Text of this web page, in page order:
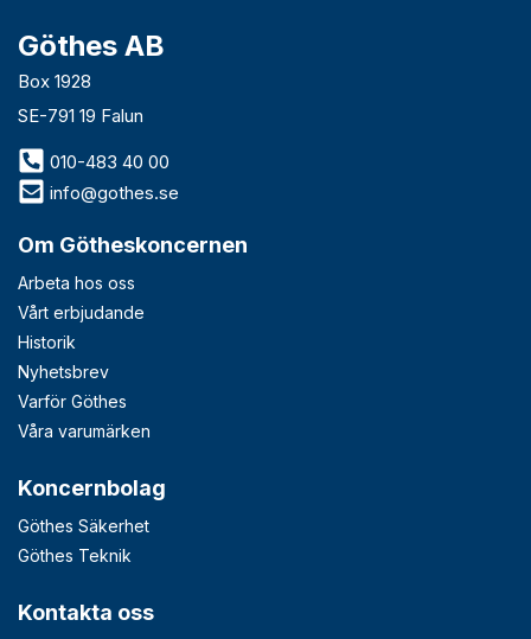
Göthes AB
Box 1928
SE-791 19 Falun
010-483 40 00
info@gothes.se
Om Götheskoncernen
Arbeta hos oss
Vårt erbjudande
Historik
Nyhetsbrev
Varför Göthes
Våra varumärken
Koncernbolag
Göthes Säkerhet
Göthes Teknik
Kontakta oss